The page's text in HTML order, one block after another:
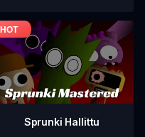
Sprunki Hallittu